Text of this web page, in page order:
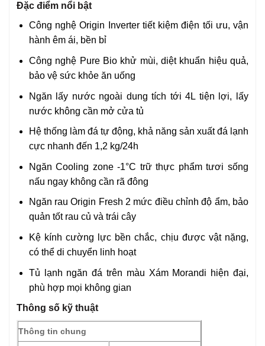
Đặc điểm nổi bật
Công nghệ Origin Inverter tiết kiệm điện tối ưu, vận
hành êm ái, bền bỉ
Công nghệ Pure Bio khử mùi, diệt khuẩn hiệu quả,
bảo vệ sức khỏe ăn uống
Ngăn lấy nước ngoài dung tích tới 4L tiện lợi, lấy
nước không cần mở cửa tủ
Hệ thống làm đá tự động, khả năng sản xuất đá lạnh
cực nhanh đến 1,2 kg/24h
Ngăn Cooling zone -1°C trữ thực phẩm tươi sống
nấu ngay không cần rã đông
Ngăn rau Origin Fresh 2 mức điều chỉnh độ ẩm, bảo
quản tốt rau củ và trái cây
Kệ kính cường lực bền chắc, chịu được vật nặng,
có thể di chuyển linh hoạt
Tủ lạnh ngăn đá trên màu Xám Morandi hiện đại,
phù hợp mọi không gian
Thông số kỹ thuật
Thông tin chung